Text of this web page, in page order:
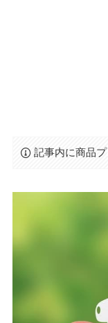
記事内に商品